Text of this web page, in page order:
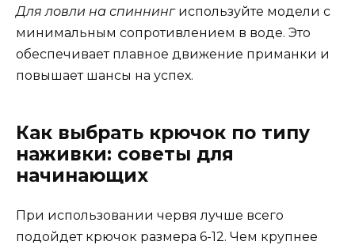
Для ловли на спиннингиспользуйте модели с
минимальным сопротивлением в воде. Это
обеспечивает плавное движение приманки и
повышает шансы на успех.
Как выбрать крючок по типу
наживки: советы для
начинающих
При использовании червя лучше всего
подойдет крючок размера 6-12. Чем крупнее